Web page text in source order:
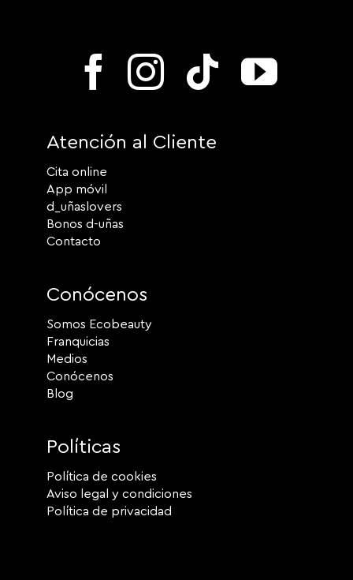
Atención al Cliente
Cita online
App móvil
d_uñaslovers
Bonos d-uñas
Contacto
Conócenos
Somos Ecobeauty
Franquicias
Medios
Conócenos
Blog
Políticas
Política de cookies
Aviso legal y condiciones
Política de privacidad